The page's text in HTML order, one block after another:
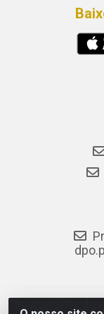
PneuBras